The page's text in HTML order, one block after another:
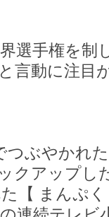
選手権を制
言動に注目
つぶやかれ
クアップし
【 まんぷ